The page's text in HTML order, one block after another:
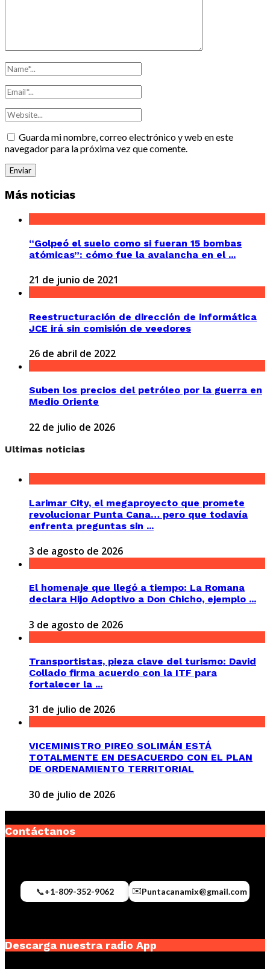
Guarda mi nombre, correo electrónico y web en este
navegador para la próxima vez que comente.
Más noticias
“Golpeó el suelo como si fueran 15 bombas
atómicas”: cómo fue la avalancha en el ...
21 de junio de 2021
Reestructuración de dirección de informática
JCE irá sin comisión de veedores
26 de abril de 2022
Suben los precios del petróleo por la guerra en
Medio Oriente
22 de julio de 2026
Ultimas noticias
Larimar City, el megaproyecto que promete
revolucionar Punta Cana… pero que todavía
enfrenta preguntas sin ...
3 de agosto de 2026
El homenaje que llegó a tiempo: La Romana
declara Hijo Adoptivo a Don Chicho, ejemplo ...
3 de agosto de 2026
Transportistas, pieza clave del turismo: David
Collado firma acuerdo con la ITF para
fortalecer la ...
31 de julio de 2026
VICEMINISTRO PIREO SOLIMÁN ESTÁ
TOTALMENTE EN DESACUERDO CON EL PLAN
DE ORDENAMIENTO TERRITORIAL
30 de julio de 2026
Contáctanos
📞+1-809-352-9062 ✉️Puntacanamix@gmail.com
Descarga nuestra radio App